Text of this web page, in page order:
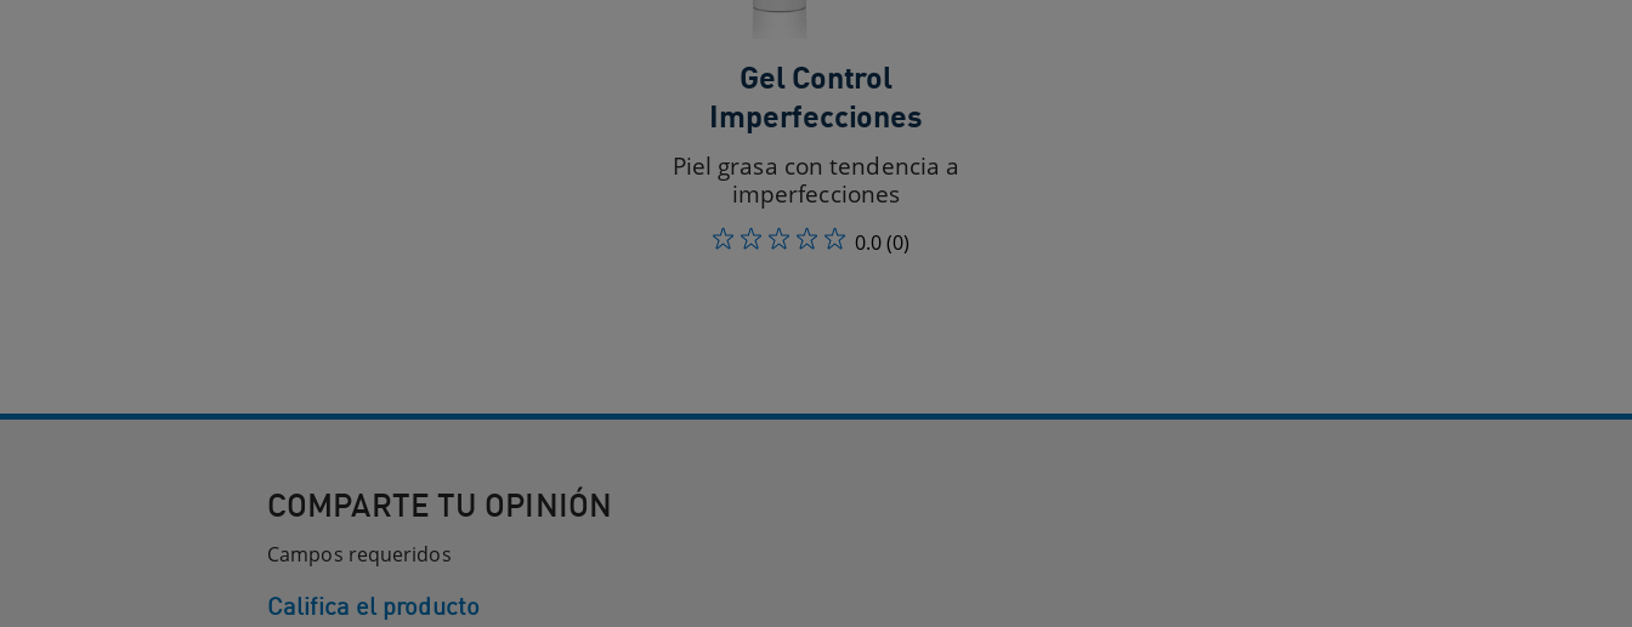
Gel Control
Imperfecciones​
Piel grasa con tendencia a
imperfecciones​
0.0(0)
COMPARTE TU OPINIÓN
Campos requeridos
Califica el producto